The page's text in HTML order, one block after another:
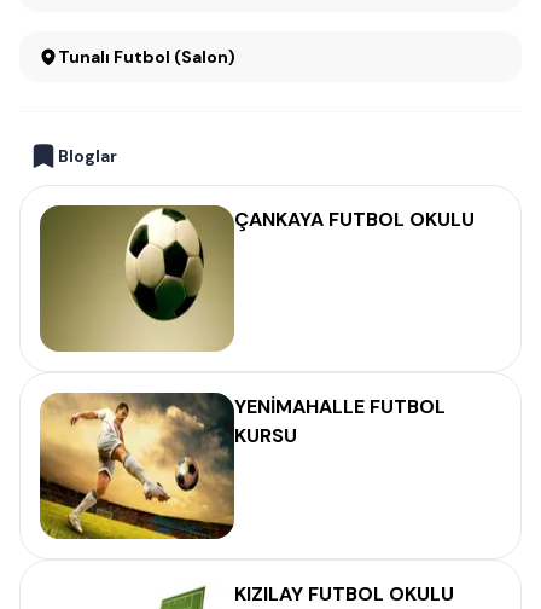
Tunalı Futbol (Salon)
Bloglar
ÇANKAYA FUTBOL OKULU
YENİMAHALLE FUTBOL
KURSU
KIZILAY FUTBOL OKULU